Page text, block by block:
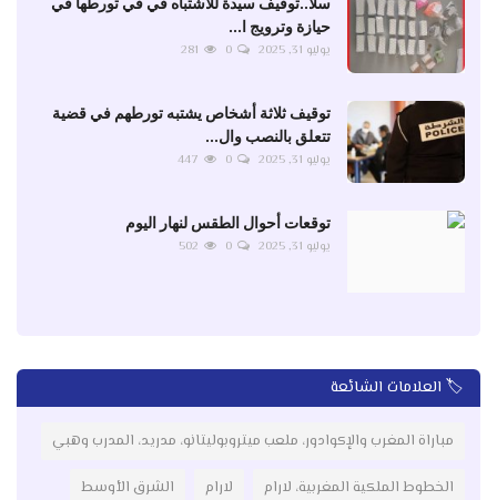
حيازة وترويج ا...
يوليو 31, 2025
0
281
توقيف ثلاثة أشخاص يشتبه تورطهم في قضية
تتعلق بالنصب وال...
يوليو 31, 2025
0
447
توقعات أحوال الطقس لنهار اليوم
يوليو 31, 2025
0
502
🏷️ العلامات الشائعة
مباراة المغرب والإكوادور، ملعب ميتروبوليتانو، مدريد، المدرب وهبي
الخطوط الملكية المغربية، لارام لارام الشرق الأوسط